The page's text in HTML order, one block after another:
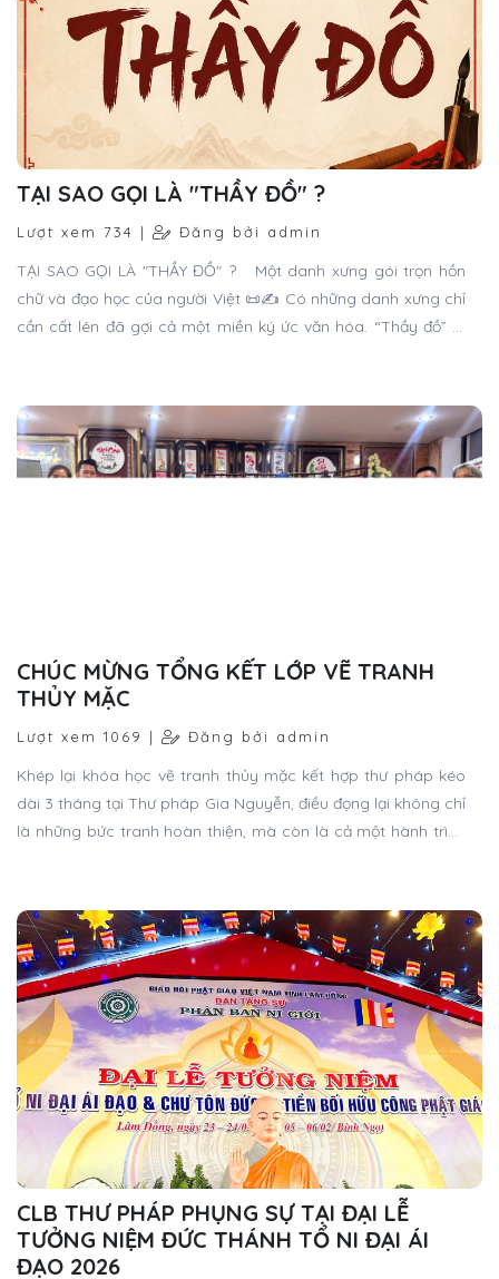
TẠI SAO GỌI LÀ "THẦY ĐỒ" ?
Lượt xem 734 | Đăng bởi admin
TẠI SAO GỌI LÀ "THẦY ĐỒ" ? Một danh xưng gói trọn hồn
chữ và đạo học của người Việt 📜✍️ Có những danh xưng chỉ
cần cất lên đã gợi cả một miền ký ức văn hóa. “Thầy đồ” là
CHÚC MỪNG TỔNG KẾT LỚP VẼ TRANH
THỦY MẶC
Lượt xem 1069 | Đăng bởi admin
Khép lại khóa học vẽ tranh thủy mặc kết hợp thư pháp kéo
dài 3 tháng tại Thư pháp Gia Nguyễn, điều đọng lại không chỉ
là những bức tranh hoàn thiện, mà còn là cả một hành trình
CLB THƯ PHÁP PHỤNG SỰ TẠI ĐẠI LỄ
TƯỞNG NIỆM ĐỨC THÁNH TỔ NI ĐẠI ÁI
ĐẠO 2026